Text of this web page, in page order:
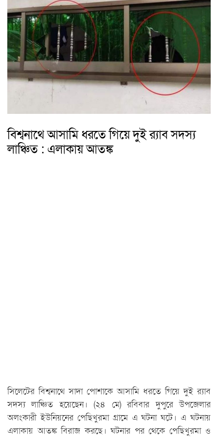
বিশ্বনাথে আসামি ধরতে গিয়ে দুই র‌্যাব সদস্য
লাঞ্চিত : এলাকায় আতঙ্ক
সিলেটের বিশ্বনাথে সাদা পোশাকে আসামি ধরতে গিয়ে দুই র‌্যাব
সদস্য লাঞ্চিত হয়েছেন। (২৪ মে) রবিবার দুপুরে উপজেলার
অলংকারী ইউনিয়নের পেছিখুরমা গ্রামে এ ঘটনা ঘটে। এ ঘটনায়
এলাকায় আতঙ্ক বিরাজ করছে। ঘটনার পর থেকে পেছিখুরমা ও